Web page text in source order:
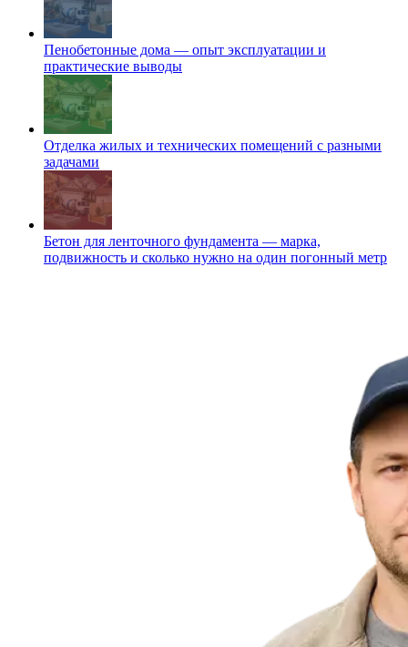
Пенобетонные дома — опыт эксплуатации и
практические выводы
Отделка жилых и технических помещений с разными
задачами
Бетон для ленточного фундамента — марка,
подвижность и сколько нужно на один погонный метр